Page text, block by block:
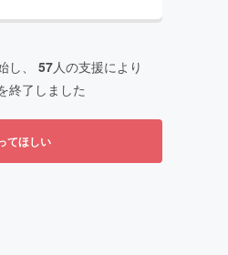
し、 57人の支援により
終了しました
てほしい